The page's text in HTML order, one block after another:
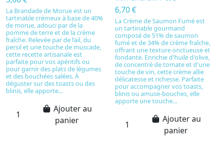
La Brandade de Morue est un
tartinable crémeux à base de 40%
de morue, adouci par de la
pomme de terre et de la crème
fraîche. Relevée par de l’ail, du
persil et une touche de muscade,
cette recette artisanale est
parfaite pour vos apéritifs ou
pour garnir des plats de légumes
et des bouchées salées. À
déguster sur des toasts ou des
blinis, elle apporte...
Ajouter au
panier
6,70 €
La Crème de Saumon Fumé est
un tartinable gourmand
composé de 51% de saumon
fumé et de 34% de crème fraîche,
offrant une texture onctueuse et
fondante. Enrichie d'huile d'olive,
de concentré de tomate et d'une
touche de vin, cette crème allie
délicatesse et richesse. Parfaite
pour accompagner vos toasts,
blinis ou amuse-bouches, elle
apporte une touche...
Ajouter au
panier